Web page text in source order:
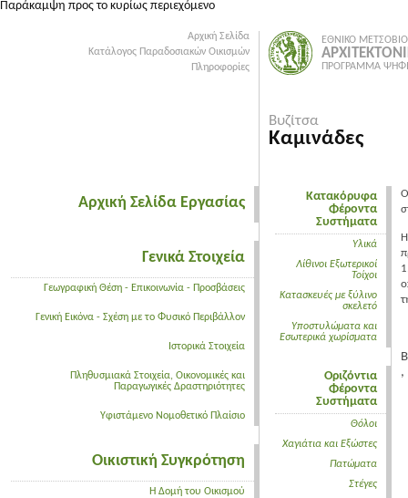
Παράκαμψη προς το κυρίως περιεχόμενο
Αρχική Σελίδα
Κατάλογος Παραδοσιακών Οικισμών
Πληροφορίες
Αρχική Σελίδα Εργασίας
Γενικά Στοιχεία
Γεωγραφική Θέση - Επικοινωνία - Προσβάσεις
Γενική Εικόνα - Σχέση με το Φυσικό Περιβάλλον
Ιστορικά Στοιχεία
Πληθυσμιακά Στοιχεία, Οικονομικές και
Παραγωγικές Δραστηριότητες
Υφιστάμενο Νομοθετικό Πλαίσιο
Οικιστική Συγκρότηση
Η Δομή του Οικισμού
ΕΘΝΙΚΟ
ΠΡΟΓΡΑΜΜΑ
Βυζίτσα
Καμινάδες
Κατακόρυφα
Φέροντα
Συστήματα
Υλικά
Λίθινοι Εξωτερικοί
Τοίχοι
Κατασκευές με ξύλινο
σκελετό
Υποστυλώματα και
Εσωτερικά χωρίσματα
Οριζόντια
Φέροντα
Συστήματα
Θόλοι
Χαγιάτια και Εξώστες
Πατώματα
Στέγες
,